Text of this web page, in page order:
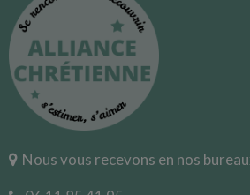
Nous vous recevons en nos